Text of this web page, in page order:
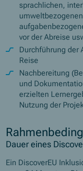
sprachlichen,
vor der Abreise
Durchführung der
Reise
Nachbereitung
und
erzielten
Nutzung der
Dauer eines
Ein DiscoverEU